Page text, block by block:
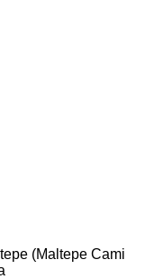
(Maltepe Cami